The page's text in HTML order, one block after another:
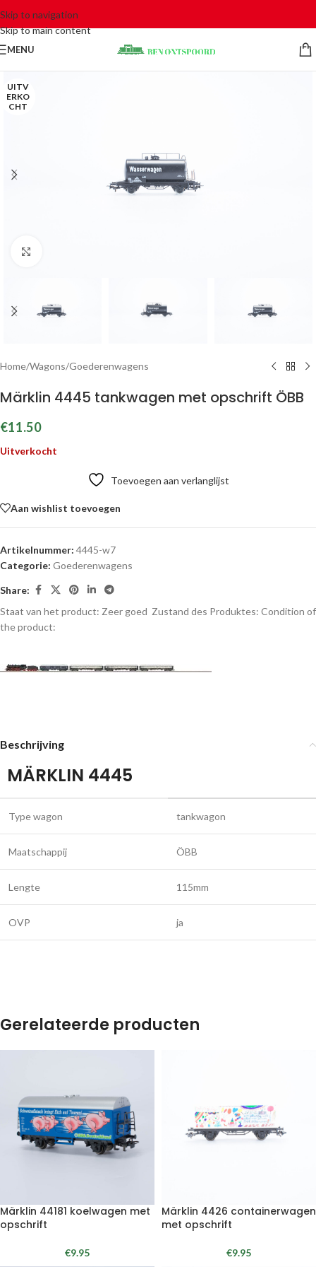
Skip to navigation
Skip to main content
MENU
UITV
ERKO
CHT
Home/Wagons/Goederenwagens
Märklin 4445 tankwagen met opschrift ÖBB
€11.50
Uitverkocht
Toevoegen aan verlanglijst
Aan wishlist toevoegen
Artikelnummer: 4445-w7
Categorie: Goederenwagens
Share:
Staat van het product: Zeer goed Zustand des Produktes: Condition of
the product:
Beschrijving
MÄRKLIN 4445
Type wagon tankwagon
Maatschappij ÖBB
Lengte 115mm
OVP ja
Gerelateerde producten
Märklin 44181 koelwagen met
opschrift
€9.95
Märklin 4426 containerwagen
met opschrift
€9.95